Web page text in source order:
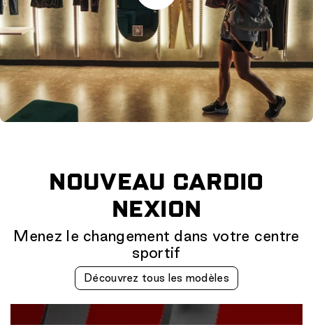
Menez le changement dans votre centre
sportif
NOUVEAU CARDIO
NEXION
Découvrez tous les modèles